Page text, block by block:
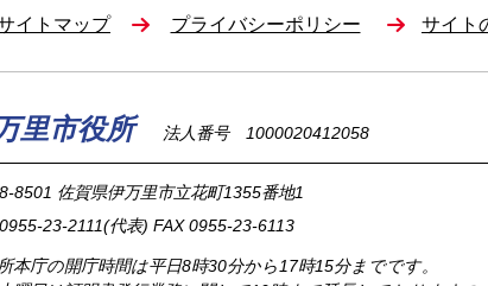
イトマップ プライバシーポリシー サイト
里市役所 法人番号 1000020412058
8501 佐賀県伊万里市立花町1355番地1
0955-23-2111(代表) FAX 0955-23-6113
本庁の開庁時間は平日8時30分から17時15分までです。